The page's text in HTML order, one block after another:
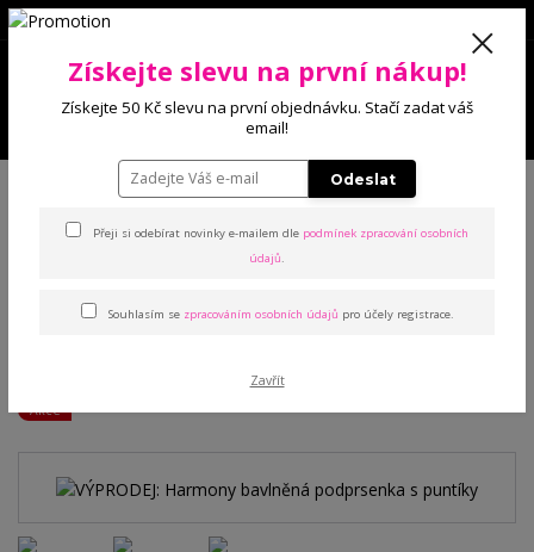
0 Kč
Podprsenky Bez výstuže
VÝPRODEJ: Harmony bavlněná
podprsenka s puntíky
bavlněná podprsenka s
Akce
Získejte slevu na první nákup!
Získejte 50 Kč slevu na první objednávku. Stačí zadat váš
email!
Odeslat
Přeji si odebírat novinky e-mailem dle podmínek zpracování osobních
údajů.
Souhlasím se zpracováním osobních údajů pro účely registrace.
Zavřít